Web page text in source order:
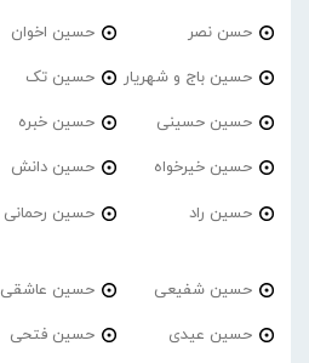
حسن نصر حسین اخوان
حسین باج و شهریار حسین تک
حسین حسینی حسین خبره
حسین خیرخواه حسین دانش
حسین راد حسین رحمانی
حسین شفیعی حسین عاشقی
حسین عیدی حسین فتحی